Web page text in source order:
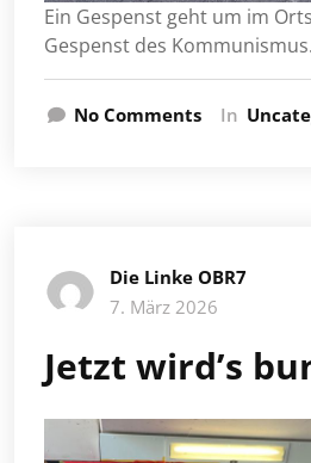
Ein Gespenst geht um im
Gespenst des Kommunismus.
No Comments In
Die Linke OBR7
7. März 2026
Jetzt wird’s